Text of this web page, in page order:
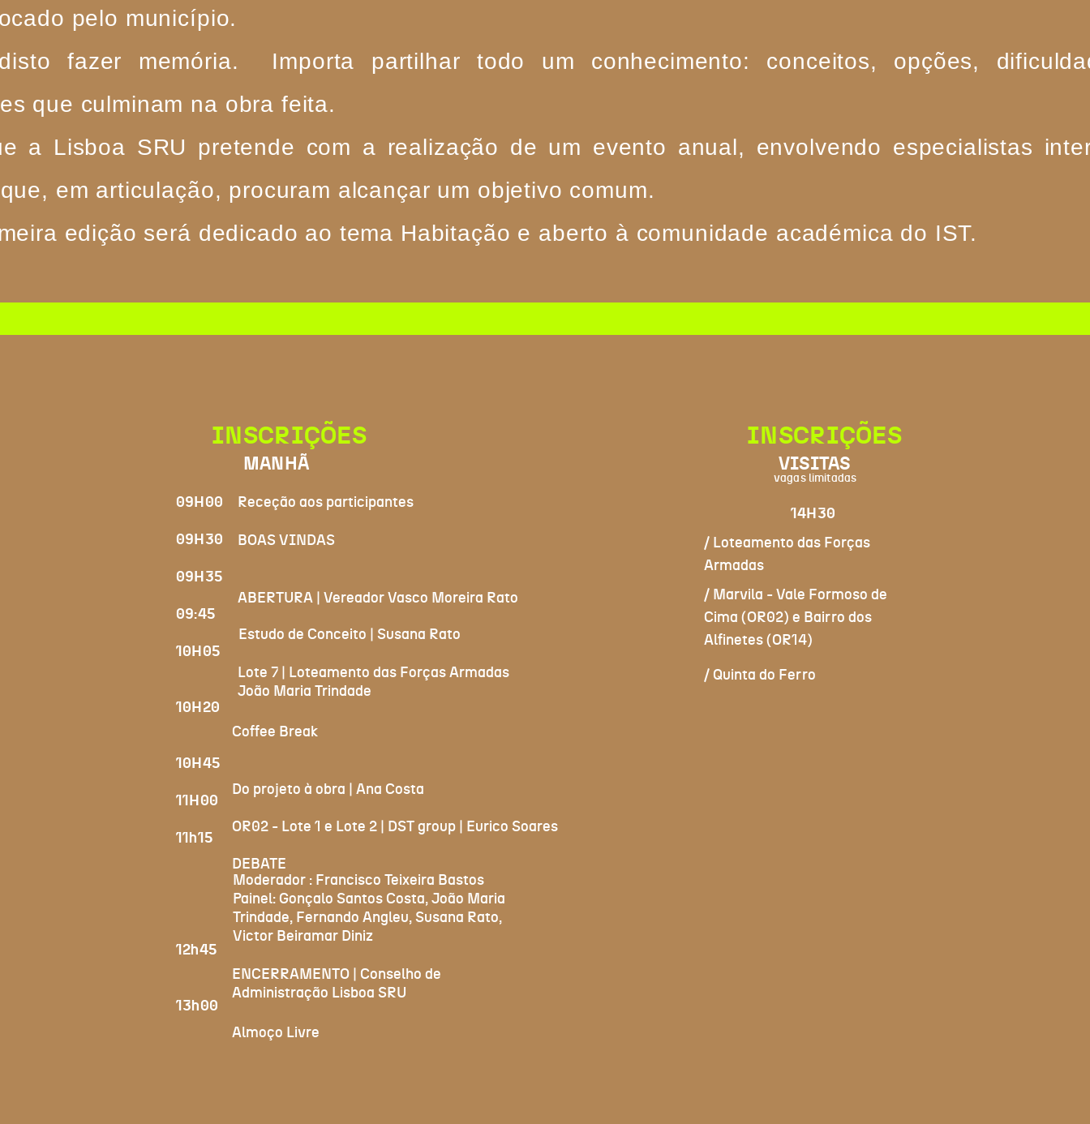
pelo município.
fazer memória. Importa partilhar todo um conhecimento: conceitos, opções,
que culminam na obra feita.
a Lisboa SRU pretende com a realização de um evento anual, envolvendo especialistas
em articulação, procuram alcançar um objetivo comum.
edição será dedicado ao tema Habitação e aberto à comunidade académica do IST.
INSCRIÇÕES
MANHÃ
INSCRIÇÕES
VISITAS
vagas limitadas
09H00
09H30
09H35
09:45
10H05
10H20
10H45
11H00
11h15
12h45
13h00
Receção aos participantes
BOAS VINDAS
ABERTURA | Vereador Vasco Moreira Rato
Estudo de Conceito | Susana Rato
Lote 7 | Loteamento das Forças Armadas
João Maria Trindade
Coffee Break
Do projeto à obra | Ana Costa
OR02 - Lote 1 e Lote 2 | DST group | Eurico Soares
Moderador : Francisco Teixeira Bastos
Painel: Gonçalo Santos Costa, João Maria
Trindade, Fernando Angleu, Susana Rato,
Victor Beiramar Diniz
DEBATE
ENCERRAMENTO | Conselho de
Administração Lisboa SRU
Almoço Livre
14H30
/ Loteamento das Forças
Armadas
/ Marvila - Vale Formoso de
Cima (OR02) e Bairro dos
Alfinetes (OR14)
/ Quinta do Ferro